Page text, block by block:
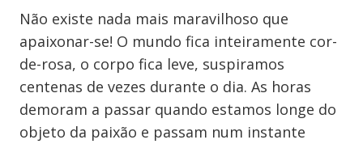
Não existe nada mais maravilhoso que
apaixonar-se! O mundo fica inteiramente cor-
de-rosa, o corpo fica leve, suspiramos
centenas de vezes durante o dia. As horas
demoram a passar quando estamos longe do
objeto da paixão e passam num instante